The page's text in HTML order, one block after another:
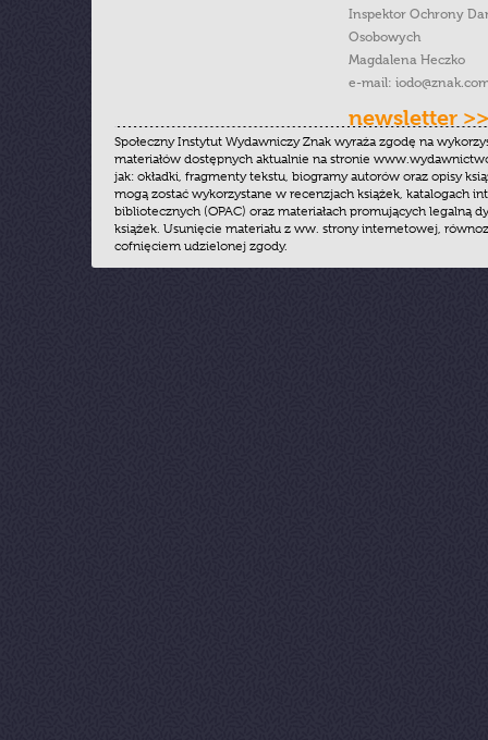
Inspektor Ochrony
Osobowych
Magdalena Heczko
e-mail:
newsletter >>
Społeczny Instytut Wydawniczy Znak wyraża zgodę na
materiałów dostępnych aktualnie na stronie
jak: okładki, fragmenty tekstu, biogramy autorów oraz opisy
mogą zostać wykorzystane w recenzjach książek, katalogach
bibliotecznych (OPAC) oraz materiałach promujących legalną
książek. Usunięcie materiału z ww. strony internetowej,
cofnięciem udzielonej zgody.